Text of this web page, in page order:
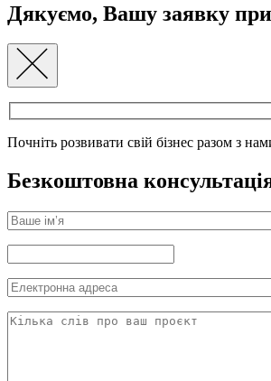
Дякуємо, Вашу заявку
Почніть розвивати свій бізнес разом з
Безкоштовна